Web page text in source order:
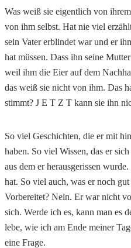
Was weiß sie eigentlich von
von ihm selbst. Hat nie viel
sein Vater erblindet war und er
hat müssen. Dass ihn seine
weil ihm die Eier auf dem
das weiß sie nicht von ihm. Das
stimmt? J E T Z T kann sie ihn
So viel Geschichten, die er mit
haben. So viel Wissen, das er
aus dem er herausgerissen
hat. So viel auch, was er noch
Vorbereitet? Nein. Er war nicht
sich. Werde ich es, kann man es
lebe, wie ich am Ende meiner
eine Frage.